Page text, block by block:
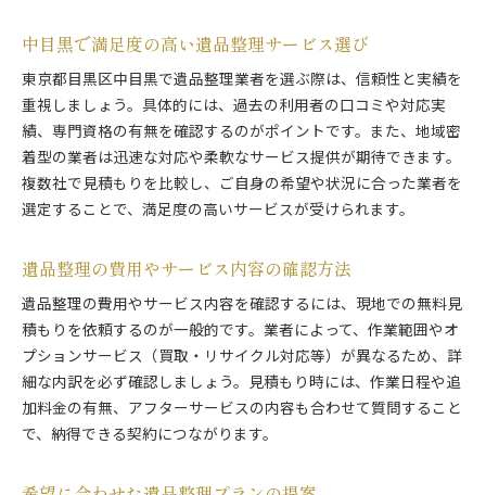
中目黒で満足度の高い遺品整理サービス選び
東京都目黒区中目黒で遺品整理業者を選ぶ際は、信頼性と実績を
重視しましょう。具体的には、過去の利用者の口コミや対応実
績、専門資格の有無を確認するのがポイントです。また、地域密
着型の業者は迅速な対応や柔軟なサービス提供が期待できます。
複数社で見積もりを比較し、ご自身の希望や状況に合った業者を
選定することで、満足度の高いサービスが受けられます。
遺品整理の費用やサービス内容の確認方法
遺品整理の費用やサービス内容を確認するには、現地での無料見
積もりを依頼するのが一般的です。業者によって、作業範囲やオ
プションサービス（買取・リサイクル対応等）が異なるため、詳
細な内訳を必ず確認しましょう。見積もり時には、作業日程や追
加料金の有無、アフターサービスの内容も合わせて質問すること
で、納得できる契約につながります。